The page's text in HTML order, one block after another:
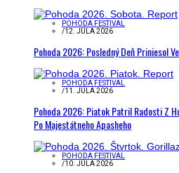
POHODA FESTIVAL
/12. JÚLA 2026
Pohoda 2026: Posledný Deň Priniesol
POHODA FESTIVAL
/11. JÚLA 2026
Pohoda 2026: Piatok Patril Radosti Z
Po Majestátneho Apasheho
POHODA FESTIVAL
/10. JÚLA 2026